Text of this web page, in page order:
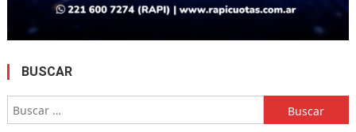
BUSCAR
Buscar: